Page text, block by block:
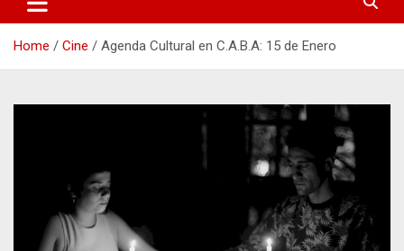
Home Cine Agenda Cultural en C.A.B.A: 15 de Enero